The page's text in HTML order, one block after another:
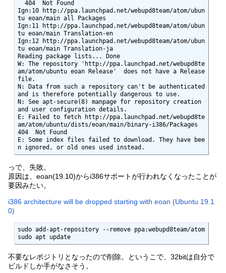
Ign:10 http://ppa.launchpad.net/webupd8team/atom/ubun
tu eoan/main all Packages
Ign:11 http://ppa.launchpad.net/webupd8team/atom/ubun
tu eoan/main Translation-en
Ign:12 http://ppa.launchpad.net/webupd8team/atom/ubun
tu eoan/main Translation-ja
Reading package lists... Done
W: The repository 'http://ppa.launchpad.net/webupd8te
am/atom/ubuntu eoan Release'  does not have a Release
file.
N: Data from such a repository can't be authenticated
and is therefore potentially dangerous to use.
N: See apt-secure(8) manpage for repository creation
and user configuration details.
E: Failed to fetch http://ppa.launchpad.net/webupd8te
am/atom/ubuntu/dists/eoan/main/binary-i386/Packages
404  Not Found
E: Some index files failed to download. They have bee
n ignored, or old ones used instead.
っで、失敗。
原因は、eoan(19.10)からi386サポートが行われなくなったことが
要因みたい。
i386 architecture will be dropped starting with eoan (Ubuntu 19.1
0)
sudo add-apt-repository --remove ppa:webupd8team/atom
sudo apt update
不要なレポジトリとなったので削除。というこで、32bitは自分で
ビルドしか手がなさそう。